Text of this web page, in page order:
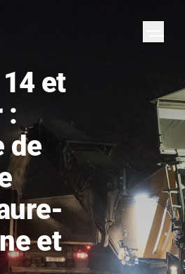
et
:
de
et